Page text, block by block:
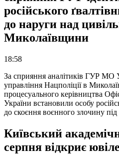
російського
до наруги над
Миколаївщини
18:58
За сприяння аналітиків ГУР МО
управління Нацполіції в
процесуального керівництва
України встановили особу
до скоєння воєнного злочину
Київський
серпня відкриє